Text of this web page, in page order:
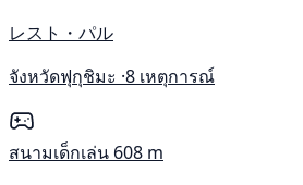
レスト・パル
จังหวัดฟุกุชิมะ ·8 เหตุการณ์
สนามเด็กเล่น 608 m